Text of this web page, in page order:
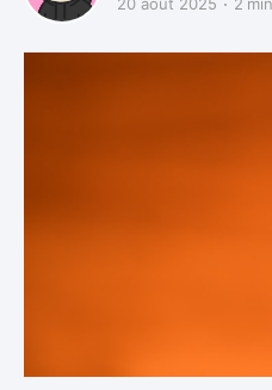
20 août 2025 2 min